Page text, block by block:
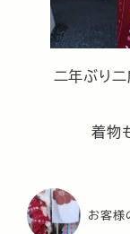
二年ぶり
着物
お客様